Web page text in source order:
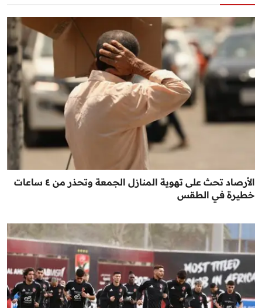
الأرصاد تحث على تهوية المنازل الجمعة وتحذر من ٤ ساعات
خطيرة في الطقس